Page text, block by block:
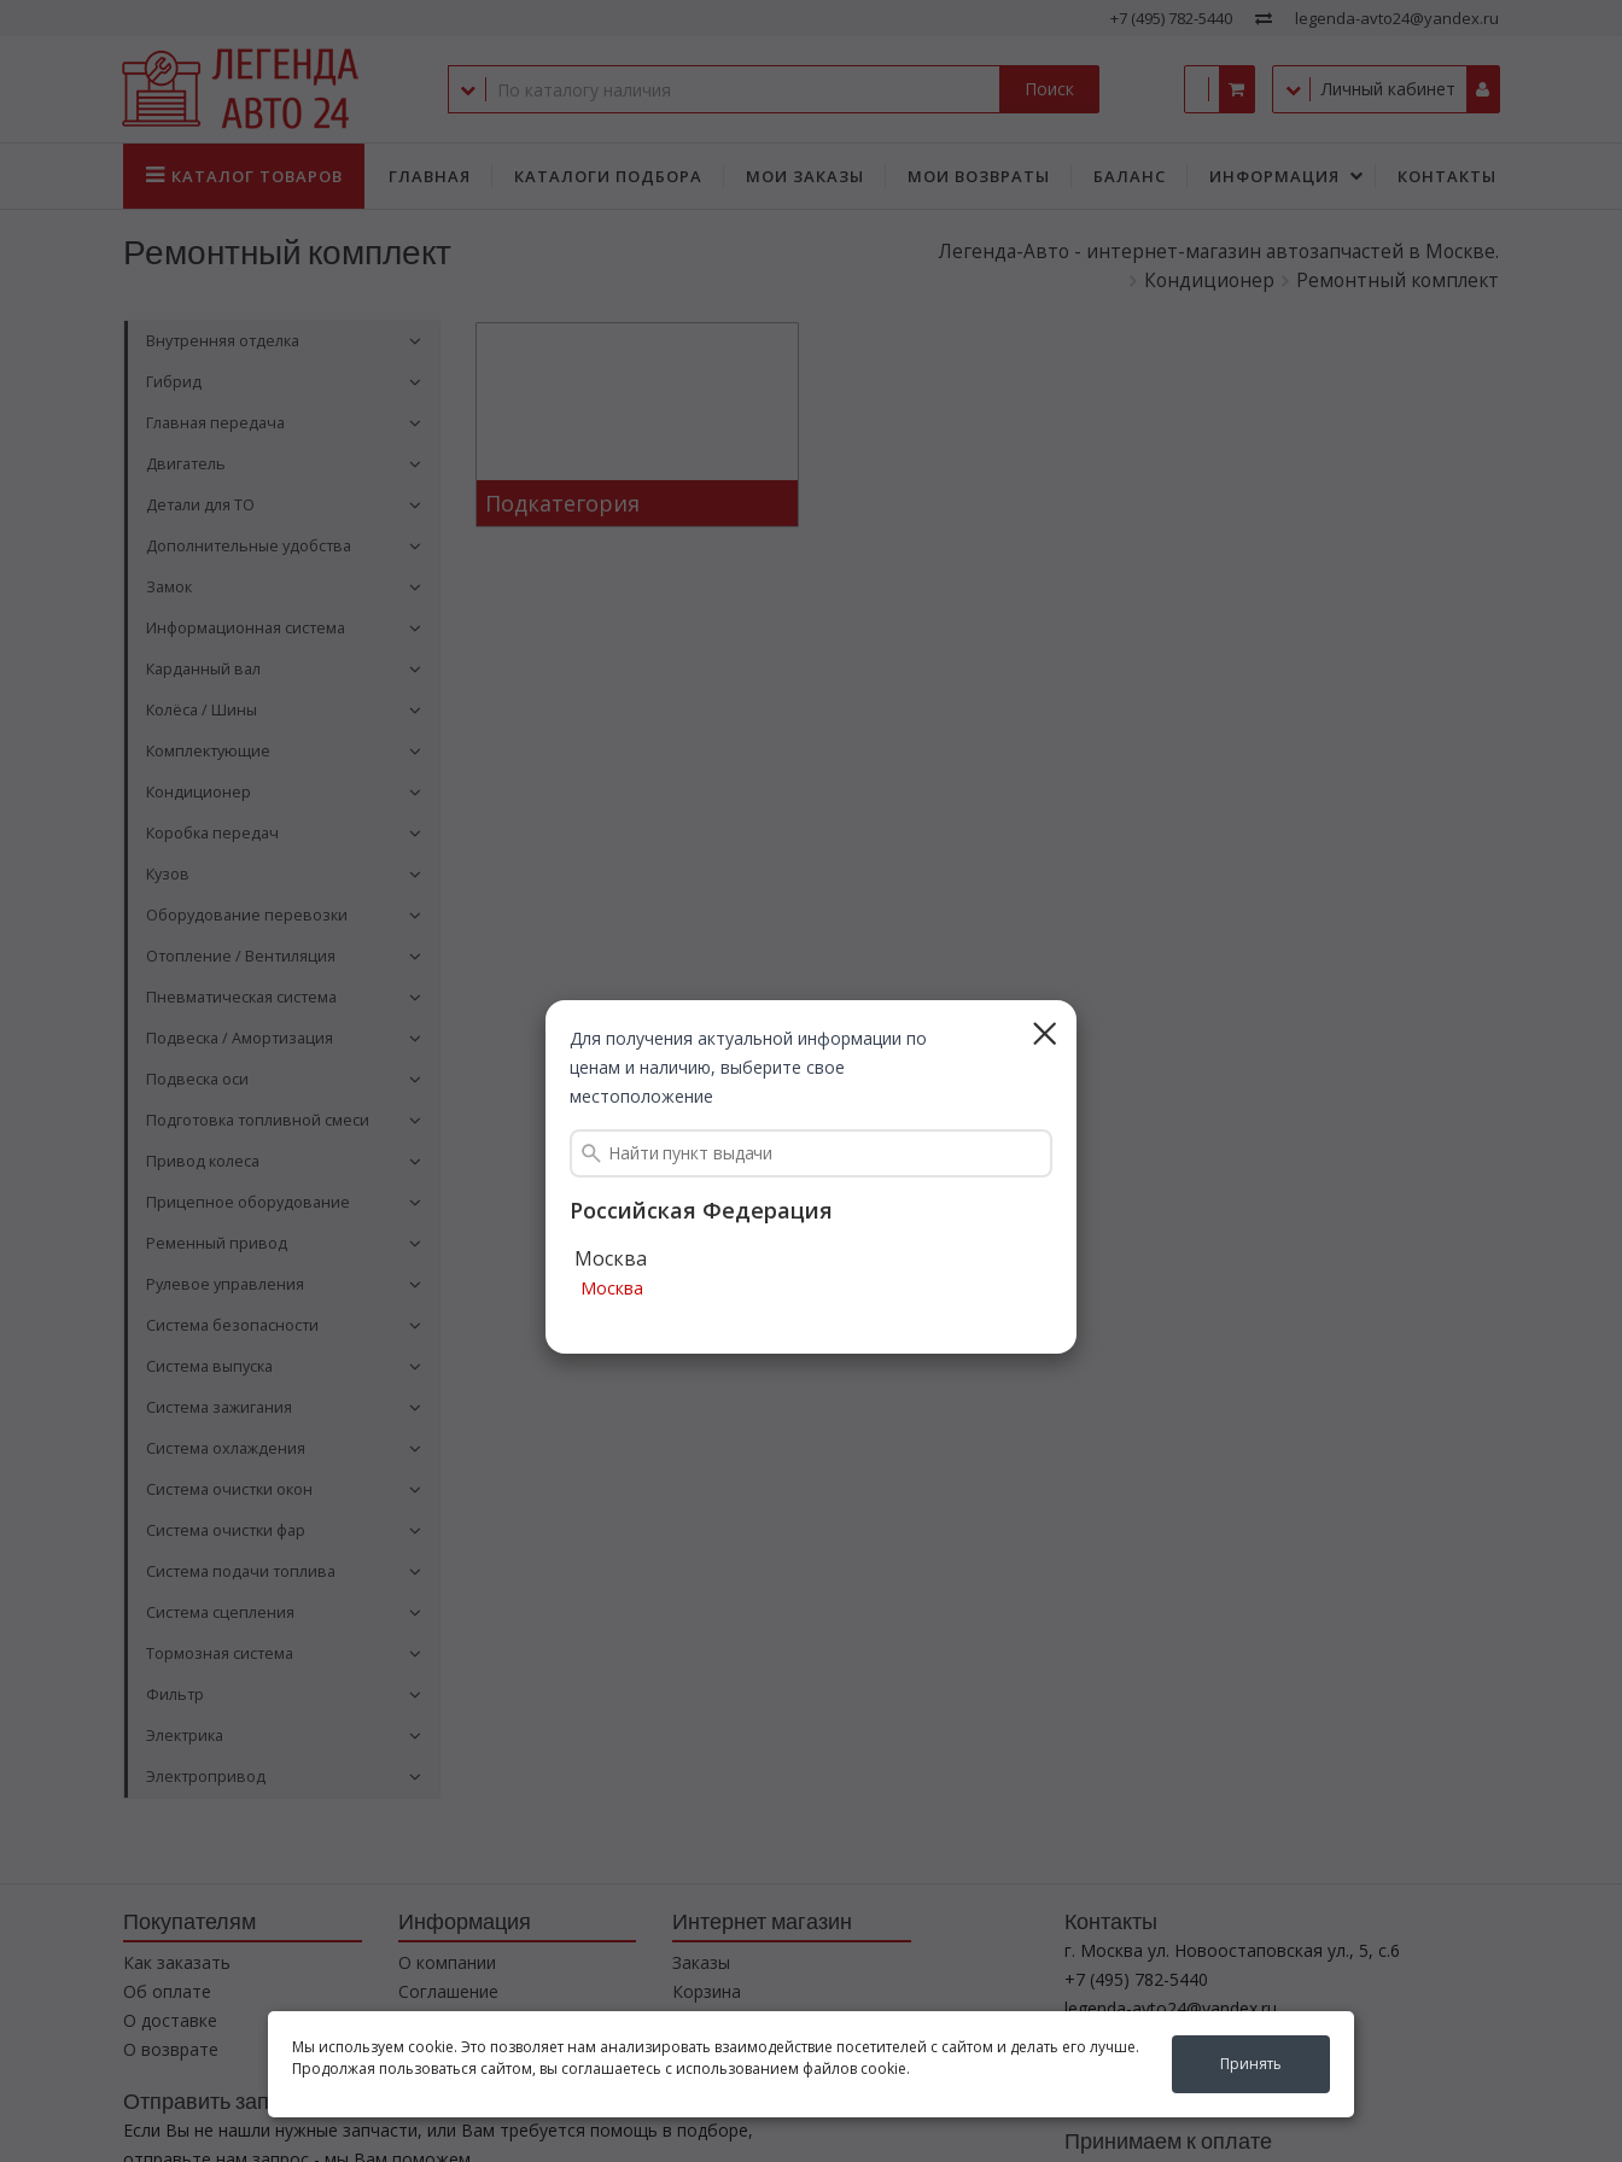
+7 (495) 782-5440 legenda-avto24@yandex.ru
Для получения актуальной информации по
ценам и наличию, выберите свое
местоположение
Российская Федерация
Москва
Москва
Поиск Личный кабинет
КАТАЛОГ ТОВАРОВ ГЛАВНАЯ КАТАЛОГИ ПОДБОРА МОИ ЗАКАЗЫ МОИ ВОЗВРАТЫ БАЛАНС ИНФОРМАЦИЯ КОНТАКТЫ
Ремонтный комплект
Легенда-Авто - интернет-магазин автозапчастей в Москве.
Кондиционер
Ремонтный комплект
Внутренняя отделка
Гибрид
Главная передача
Двигатель
Детали для ТО
Дополнительные удобства
Замок
Информационная система
Карданный вал
Колёса / Шины
Комплектующие
Кондиционер
Коробка передач
Кузов
Оборудование перевозки
Отопление / Вентиляция
Пневматическая система
Подвеска / Амортизация
Подвеска оси
Подготовка топливной смеси
Привод колеса
Прицепное оборудование
Ременный привод
Рулевое управления
Система безопасности
Система выпуска
Система зажигания
Система охлаждения
Система очистки окон
Система очистки фар
Система подачи топлива
Система сцепления
Тормозная система
Фильтр
Электрика
Электропривод
Подкатегория
Покупателям
Как заказать
Об оплате
О доставке
О возврате
Информация
О компании
Соглашение
Интернет магазин
Заказы
Корзина
Каталог товаров
Отправить запрос
Если Вы не нашли нужные запчасти, или Вам требуется помощь в подборе,
Контакты
г. Москва ул. Новоостаповская ул., 5, с.6
+7 (495) 782-5440
legenda-avto24@yandex.ru
Режим работы
пн-вс с 8:00 до 21:00
Принимаем к оплате
Мы используем cookie. Это позволяет нам анализировать взаимодействие посетителей с сайтом и делать его лучше.
Продолжая пользоваться сайтом, вы соглашаетесь с использованием файлов cookie.
Принять